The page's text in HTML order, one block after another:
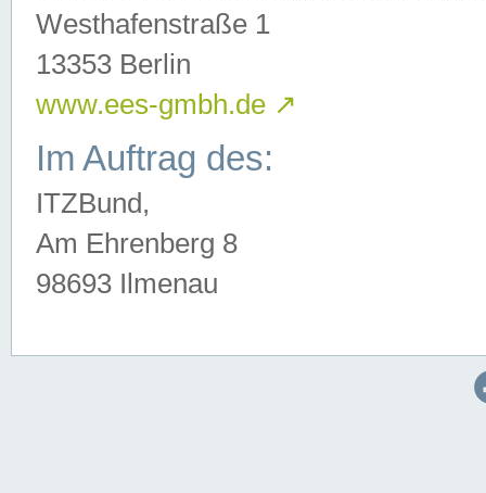
Westhafenstraße 1
13353 Berlin
www.ees-gmbh.de ↗
Im Auftrag des:
ITZBund,
Am Ehrenberg 8
98693 Ilmenau